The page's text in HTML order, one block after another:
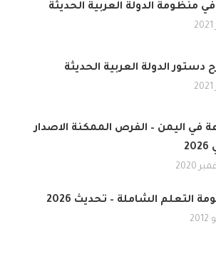
في منظومة الدولة العربية الحديثة
دستور الدولة العربية الحديثة
في اليمن – الفرص الممكنة الاصدار
التعلم الشاملة – تحديث 2026